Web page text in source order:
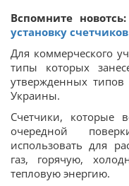
Вспомните новотсь:
установку
Для коммерческого
типы которых
утвержденных типов
Украины.
Счетчики, которые
очередной
использовать для
газ, горячую,
тепловую энергию.